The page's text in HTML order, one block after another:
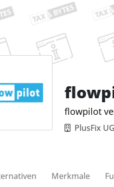
flowpilot
PlusFix UG
Merkmale